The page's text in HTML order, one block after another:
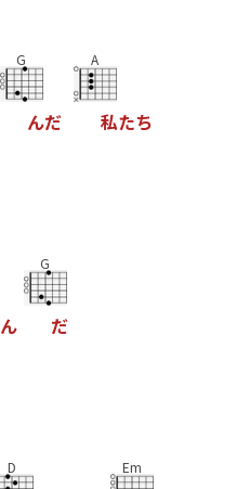
G
んだ
A
私たち
ん
G
だ
D Em